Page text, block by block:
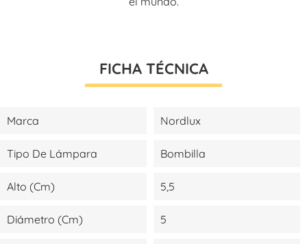
FICHA TÉCNICA
Marca Nordlux
Tipo De Lámpara Bombilla
Alto (cm) 5,5
Diámetro (cm) 5